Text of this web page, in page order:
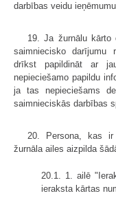
darbības veidu
19. Ja žurnālu kārto
saimniecisko darījumu
drīkst papildināt ar
nepieciešamo papildu
ja tas nepieciešams
saimnieciskās darbības
20. Persona, kas ir
žurnāla ailes aizpilda
20.1. 1. ailē
ieraksta kārtas